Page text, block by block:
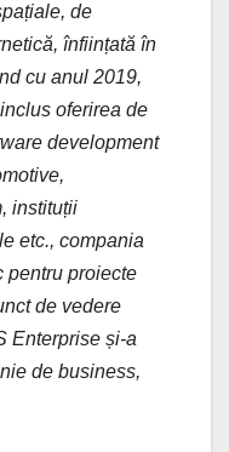
de
înființată în
cu anul 2019,
oferirea de
development
instituții
etc., compania
pentru proiecte
de vedere
Enterprise și-a
de business,